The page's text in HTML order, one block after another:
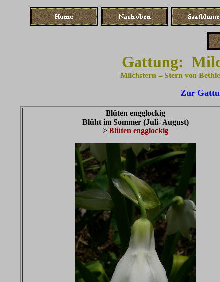
Gattung:
Milchstern = Stern von
Zur
Blüten engglockig
Blüht im Sommer (Juli- August)
> Blüten engglockig